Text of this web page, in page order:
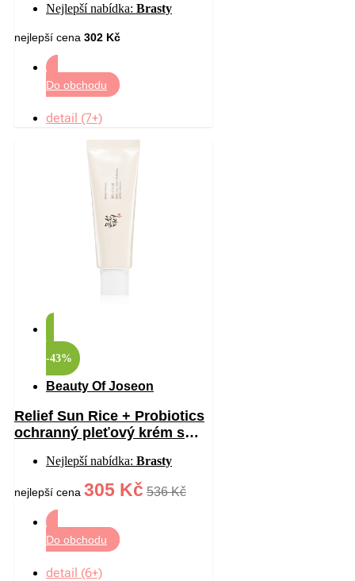
Nejlepší nabídka: Brasty
nejlepší cena 302 Kč
Do obchodu
detail (7+)
-43%
Beauty Of Joseon
Relief Sun Rice + Probiotics
ochranný pleťový krém s
Nejlepší nabídka: Brasty
nejlepší cena 305 Kč 536 Kč
Do obchodu
detail (6+)